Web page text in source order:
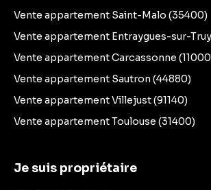
Vente appartement Saint-Malo (35400)
Vente appartement Entraygues-sur-
Vente appartement Carcassonne
Vente appartement Sautron (44880)
Vente appartement Villejust (91140)
Vente appartement Toulouse (31400)
Je suis propriétaire